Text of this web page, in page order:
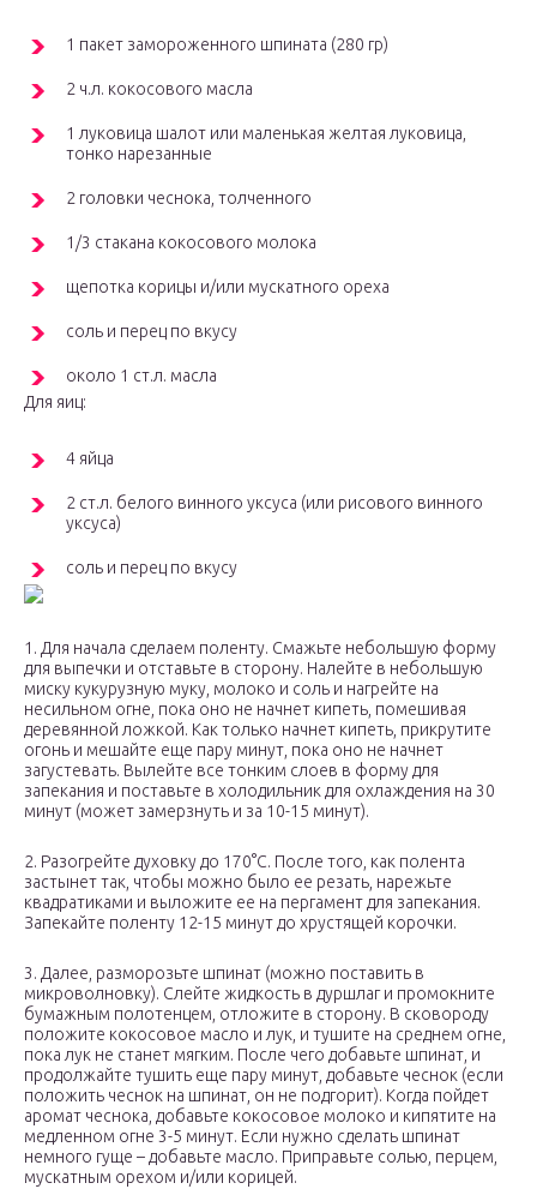
1 пакет замороженного шпината (280 гр)
2 ч.л. кокосового масла
1 луковица шалот или маленькая желтая луковица,
тонко нарезанные
2 головки чеснока, толченного
1/3 стакана кокосового молока
щепотка корицы и/или мускатного ореха
соль и перец по вкусу
около 1 ст.л. масла
Для яиц:
4 яйца
2 ст.л. белого винного уксуса (или рисового винного
уксуса)
соль и перец по вкусу
1. Для начала сделаем поленту. Смажьте небольшую форму
для выпечки и отставьте в сторону. Налейте в небольшую
миску кукурузную муку, молоко и соль и нагрейте на
несильном огне, пока оно не начнет кипеть, помешивая
деревянной ложкой. Как только начнет кипеть, прикрутите
огонь и мешайте еще пару минут, пока оно не начнет
загустевать. Вылейте все тонким слоев в форму для
запекания и поставьте в холодильник для охлаждения на 30
минут (может замерзнуть и за 10-15 минут).
2. Разогрейте духовку до 170°С. После того, как полента
застынет так, чтобы можно было ее резать, нарежьте
квадратиками и выложите ее на пергамент для запекания.
Запекайте поленту 12-15 минут до хрустящей корочки.
3. Далее, разморозьте шпинат (можно поставить в
микроволновку). Слейте жидкость в дуршлаг и промокните
бумажным полотенцем, отложите в сторону. В сковороду
положите кокосовое масло и лук, и тушите на среднем огне,
пока лук не станет мягким. После чего добавьте шпинат, и
продолжайте тушить еще пару минут, добавьте чеснок (если
положить чеснок на шпинат, он не подгорит). Когда пойдет
аромат чеснока, добавьте кокосовое молоко и кипятите на
медленном огне 3-5 минут. Если нужно сделать шпинат
немного гуще – добавьте масло. Приправьте солью, перцем,
мускатным орехом и/или корицей.